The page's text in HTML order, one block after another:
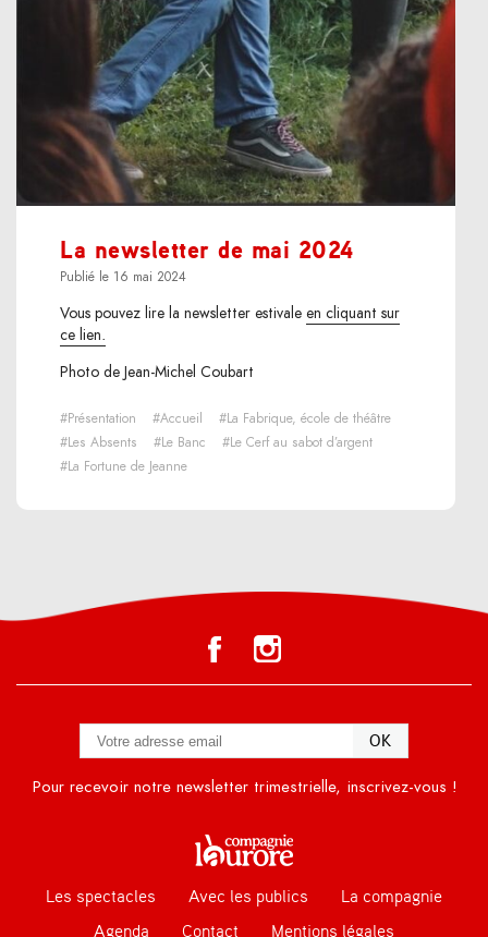
La newsletter de mai 2024
Publié le 16 mai 2024
Vous pouvez lire la newsletter estivale en cliquant sur
ce lien.
Photo de Jean-Michel Coubart
#Présentation #Accueil
#La Fabrique, école de théâtre
#Les Absents
#Le Banc
#Le Cerf au sabot d’argent
#La Fortune de Jeanne
Pour recevoir notre newsletter trimestrielle, inscrivez-vous !
Les spectacles Avec les publics
La compagnie
Agenda
Contact Mentions légales